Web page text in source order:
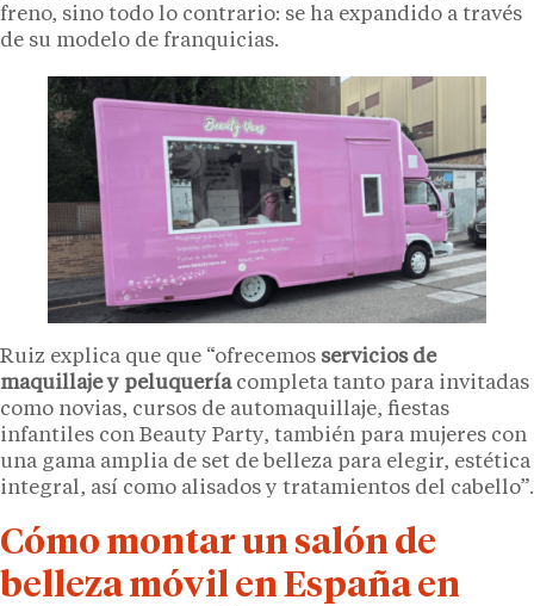
freno, sino todo lo contrario: se ha expandido a través
de su modelo de franquicias.
Ruiz explica que que “ofrecemos servicios de
maquillaje y peluquería completa tanto para invitadas
como novias, cursos de automaquillaje, fiestas
infantiles con Beauty Party, también para mujeres con
una gama amplia de set de belleza para elegir, estética
integral, así como alisados y tratamientos del cabello”.
Cómo montar un salón de
belleza móvil en España en